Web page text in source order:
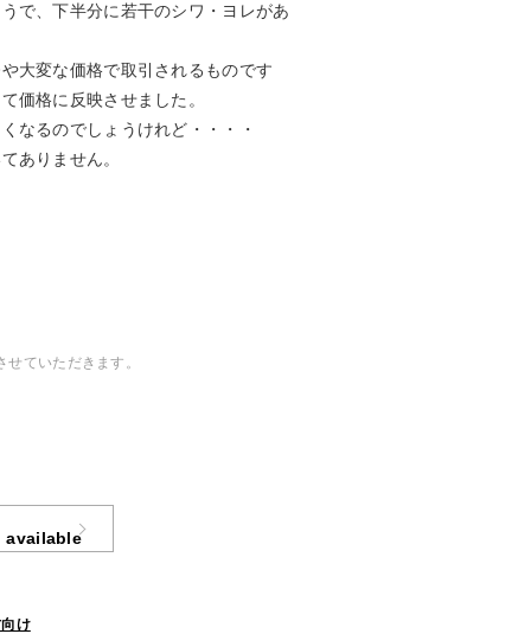
で、下半分に若干のシワ・ヨレがあ
大変な価格で取引されるものです
価格に反映させました。
なるのでしょうけれど・・・・
ありません。
ていただきます。
available
け